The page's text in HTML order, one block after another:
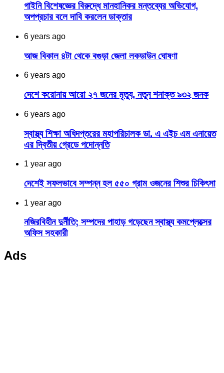
গাইনি বিশেষজ্ঞের বিরুদ্ধে মানহানিকর মন্তব্যের অভিযোগ,
অপপ্রচার বলে দাবি করলেন ডাক্তার
6 years ago
আজ বিকাল ৪টা থেকে বগুড়া জেলা লকডাউন ঘোষণা
6 years ago
দেশে করোনায় আরো ২৭ জনের মৃত্যু, নতুন শনাক্ত ৯৩২ জনক
6 years ago
স্বাস্থ্য শিক্ষা অধিদপ্তরের মহাপরিচালক ডা. এ এইচ এম এনায়েত
এর দ্বিতীয় গ্রেডে পদোন্নতি
1 year ago
দেশেই সফলভাবে সম্পন্ন হল ৫৫০ গ্রাম ওজনের শিশুর চিকিৎসা
1 year ago
নজিরবিহীন দুর্নীতি; সম্পদের পাহাড় গড়েছেন স্বাস্থ্য কমপ্লেক্সের
অফিস সহকারী
Ads